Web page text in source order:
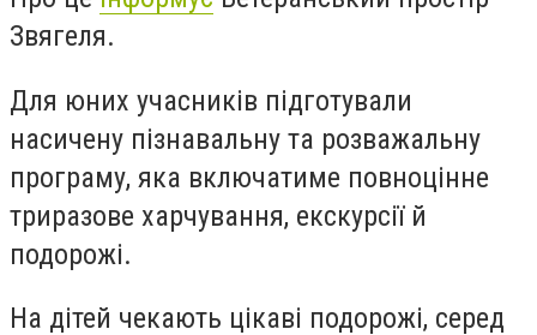
Звягеля.
Для юних учасників підготували
насичену пізнавальну та розважальну
програму, яка включатиме повноцінне
триразове харчування, екскурсії й
подорожі.
На дітей чекають цікаві подорожі, серед